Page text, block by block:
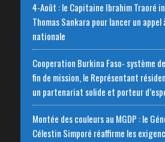
4-Août : le Capitaine Ibrahim Traoré
Thomas Sankara pour lancer un
nationale
‎Cooperation Burkina Faso- système
fin de mission, le Représentant
un partenariat solide et porteur
Montée des couleurs au MGDP : le
Célestin Simporé réaffirme les